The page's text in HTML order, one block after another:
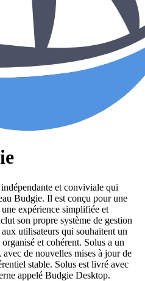
et conviviale qui
Budgie. Il est conçu pour une
expérience simplifiée et
son propre système de gestion
utilisateurs qui souhaitent un
et cohérent. Solus a un
de nouvelles mises à jour de
stable. Solus est livré avec
appelé Budgie Desktop.